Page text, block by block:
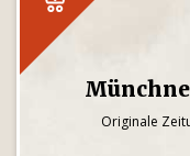
Originale